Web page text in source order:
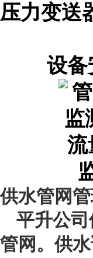
压力变送
设备
供水管网
平升公
管网。供